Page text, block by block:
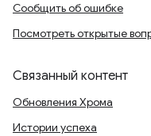
Сообщить об ошибке
Посмотреть открытые
Связанный контент
Обновления Хрома
Истории успеха